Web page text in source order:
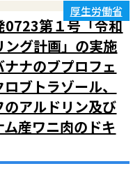
0723第１号「令和
ング計画」の実施
ナのブプロフェ
ブトラゾール、
アルドリン及び
産ワニ肉のドキ
厚生労働省